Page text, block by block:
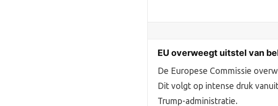
EU overweegt uitstel van
De Europese Commissie
Dit volgt op intense druk
Trump-administratie.